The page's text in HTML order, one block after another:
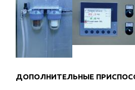
ДОПОЛНИТЕЛЬНЫЕ